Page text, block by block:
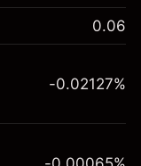
op deze
0.06
-0.02127%